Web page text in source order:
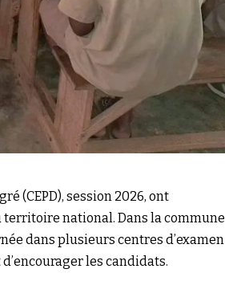
(CEPD), session 2026, ont
national. Dans la commune
dans plusieurs centres d’examen
les candidats.